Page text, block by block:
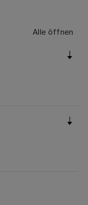
Alle öffnen